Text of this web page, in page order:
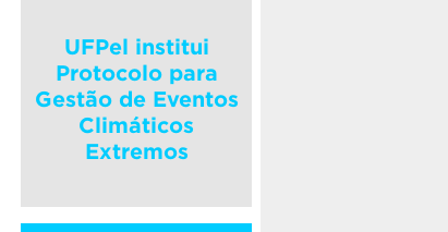
UFPel institui
Protocolo para
Gestão de Eventos
Climáticos
Extremos